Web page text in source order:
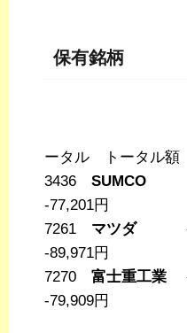
保有銘柄
今
ータル トータル額
3436 SUMCO -
-77,201円
7261 マツダ-
-89,971円
7270 富士重工業 -
-79,909円